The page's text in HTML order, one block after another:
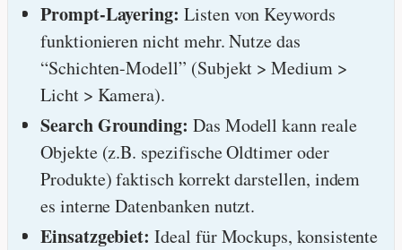
Prompt-Layering: Listen von Keywords
funktionieren nicht mehr. Nutze das
“Schichten-Modell” (Subjekt > Medium >
Licht > Kamera).
Search Grounding: Das Modell kann reale
Objekte (z.B. spezifische Oldtimer oder
Produkte) faktisch korrekt darstellen, indem
es interne Datenbanken nutzt.
Einsatzgebiet: Ideal für Mockups, konsistente